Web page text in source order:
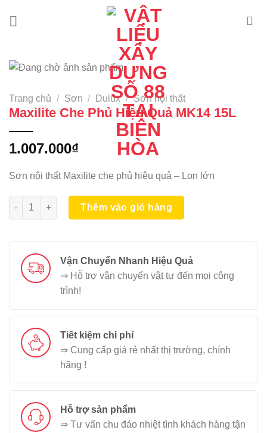
Trang chủ / Sơn / Dulux / Sơn nội thất
Maxilite Che Phủ Hiệu Quả MK14 15L
1.007.000₫
Sơn nội thất Maxilite che phủ hiệu quả – Lon lớn
Maxilite Che Phủ Hiệu Quả MK14 15L số lượng
Thêm vào giỏ hàng
Vận Chuyển Nhanh Hiệu Quả
⇒ Hỗ trợ vận chuyển vật tư đến mọi công
trình!
Tiết kiệm chi phí
⇒ Cung cấp giá rẻ nhất thị trường, chính
hãng !
Hỗ trợ sản phẩm
⇒ Tư vấn chu đáo nhiệt tình khách hàng tận